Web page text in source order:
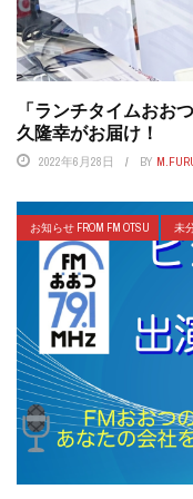
「ランチタイムおお
久隆幸がお届け！
2022年6月28日 BY
お知らせ FROM FM OTSU 未